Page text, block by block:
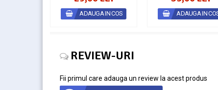
ADAUGA IN COS ADAUGA IN
REVIEW-URI
Fii primul care adauga un review la acest produs